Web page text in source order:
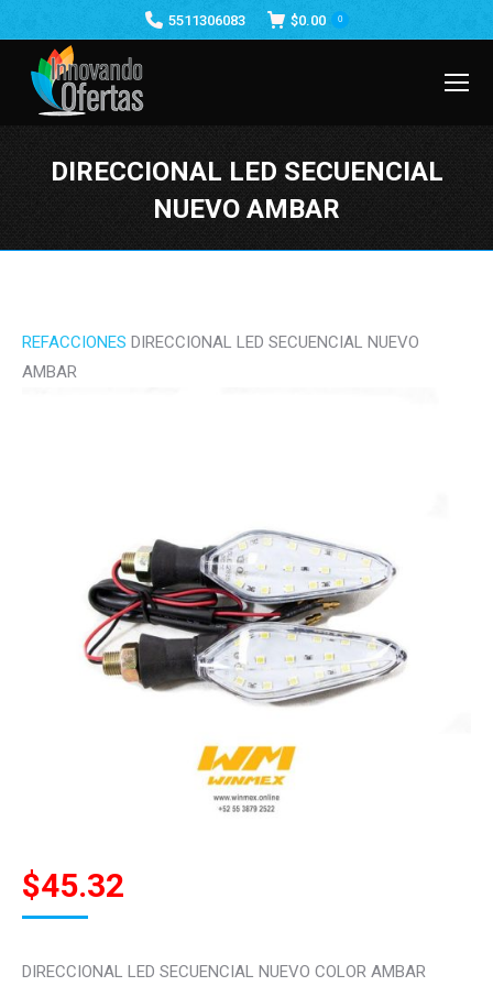
5511306083 $0.00 0
DIRECCIONAL LED SECUENCIAL
NUEVO AMBAR
REFACCIONES DIRECCIONAL LED SECUENCIAL NUEVO
AMBAR
$45.32
DIRECCIONAL LED SECUENCIAL NUEVO COLOR AMBAR